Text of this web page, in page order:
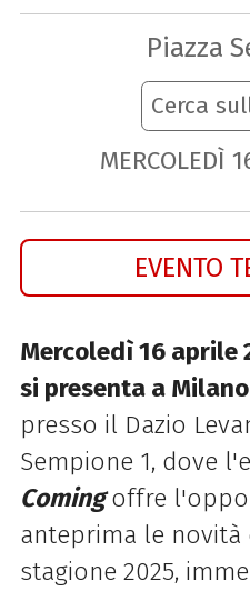
Piazza
Cerca
MERCOLEDÌ
EVENTO
Mercoledì 16 aprile
si presenta a Milano
presso il Dazio
Sempione 1, dove
Comingoffre
anteprima le novità
stagione 2025,